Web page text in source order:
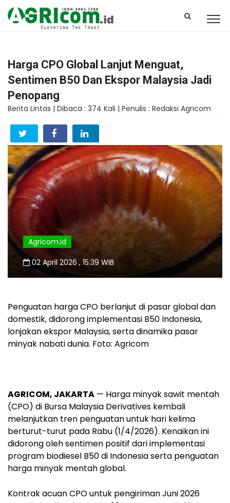
Harga CPO Global Lanjut Menguat,
Sentimen B50 Dan Ekspor Malaysia Jadi
Penopang
Berita Lintas | Dibaca : 374 Kali | Penulis : Redaksi Agricom
Agricom.id
02 April 2026 , 15:39 WIB
Penguatan harga CPO berlanjut di pasar global dan
domestik, didorong implementasi B50 Indonesia,
lonjakan ekspor Malaysia, serta dinamika pasar
minyak nabati dunia. Foto: Agricom
AGRICOM, JAKARTA — Harga minyak sawit mentah
(CPO) di Bursa Malaysia Derivatives kembali
melanjutkan tren penguatan untuk hari kelima
berturut-turut pada Rabu (1/4/2026). Kenaikan ini
didorong oleh sentimen positif dari implementasi
program biodiesel B50 di Indonesia serta penguatan
harga minyak mentah global.
Kontrak acuan CPO untuk pengiriman Juni 2026